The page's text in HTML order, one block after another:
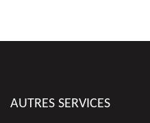
AUTRES SERVICES